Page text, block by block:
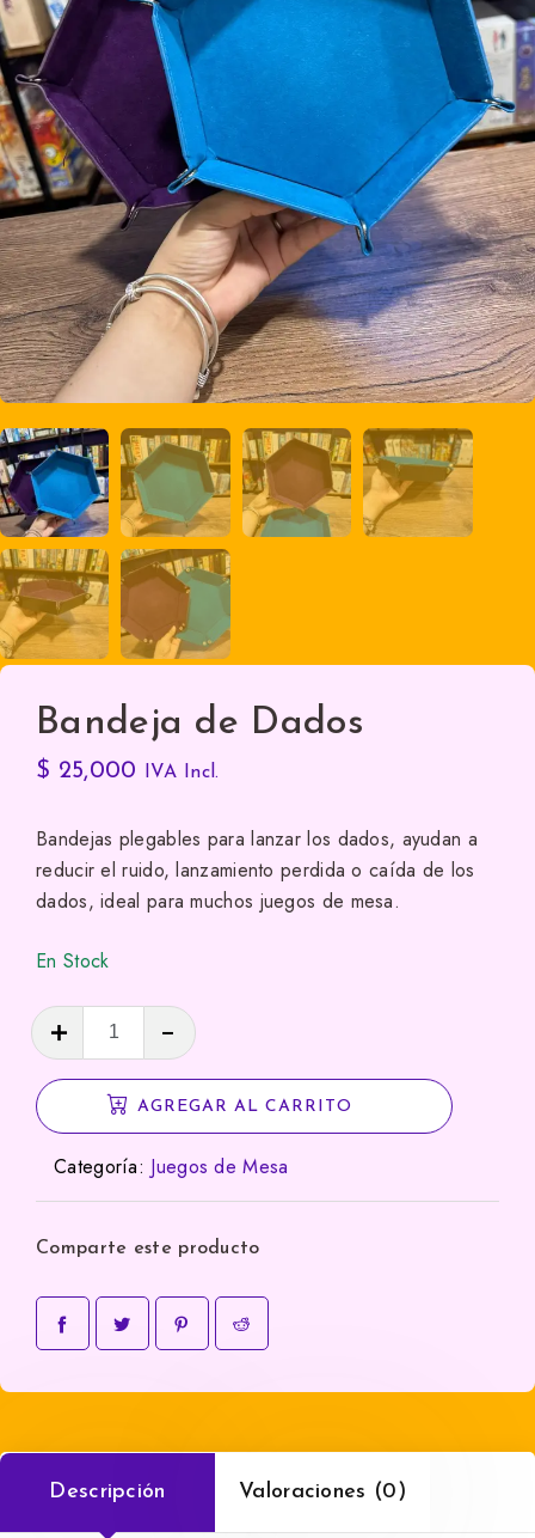
Bandeja de Dados
$ 25,000 IVA Incl.
Bandejas plegables para lanzar los dados, ayudan a
reducir el ruido, lanzamiento perdida o caída de los
dados, ideal para muchos juegos de mesa.
En Stock
Bandeja
Dados
cantidad
AGREGAR AL CARRITO
Categoría: Juegos de Mesa
Comparte este producto
Descripción Valoraciones (0)